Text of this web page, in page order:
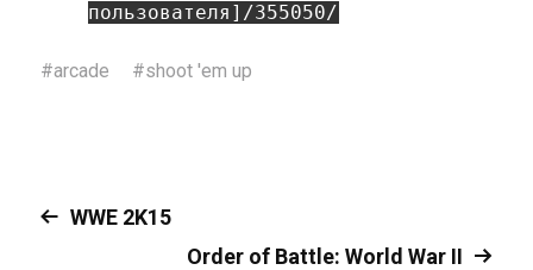
пользователя]/355050/
#arcade #shoot 'em up
WWE 2K15
Order of Battle: World War II